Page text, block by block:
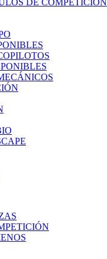
DE COMPETICIÓN